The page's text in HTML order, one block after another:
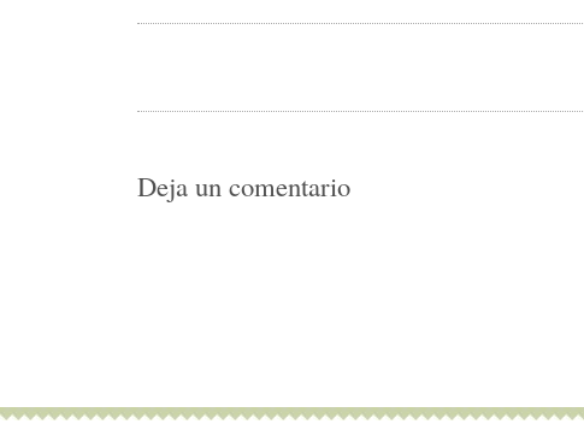
Deja un comentario